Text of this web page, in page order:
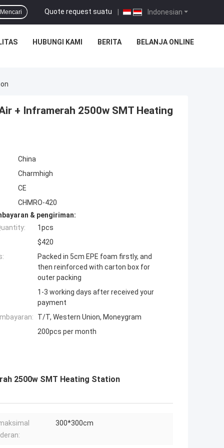
Indonesian
Quote request suatu |
Mencari
HUBUNGI KAMI BERITA BELANJA ONLINE
+ Inframerah 2500w SMT Heating
China
Charmhigh
CE
CHMRO-420
& pengiriman:
1pcs
$420
Packed in 5cm EPE foam firstly, and
then reinforced with carton box for
outer packing
1-3 working days after received your
payment
T/T, Western Union, Moneygram
200pcs per month
2500w SMT Heating Station
300*300cm